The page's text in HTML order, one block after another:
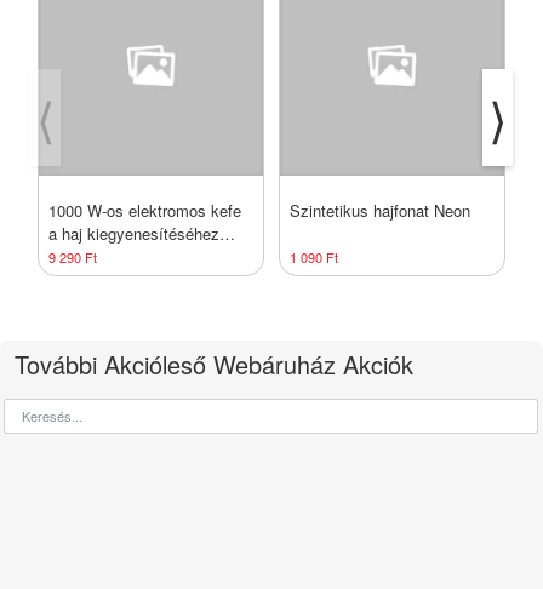
⟨
1000 W-os elektromos kefe
a haj kiegyenesítéséhez
szárítóval - hajszárító a
kiegyenesítéshez
9 290 Ft
Szintetikus hajfonat Neon
1 090 Ft
⟩
További Akcióleső Webáruház Akciók